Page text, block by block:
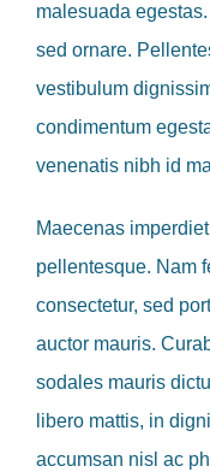
malesuada
sed ornare.
vestibulum
condimentum
venenatis nibh id
Maecenas
pellentesque. Nam
consectetur, sed
auctor mauris.
sodales mauris
libero mattis, in
accumsan nisl ac